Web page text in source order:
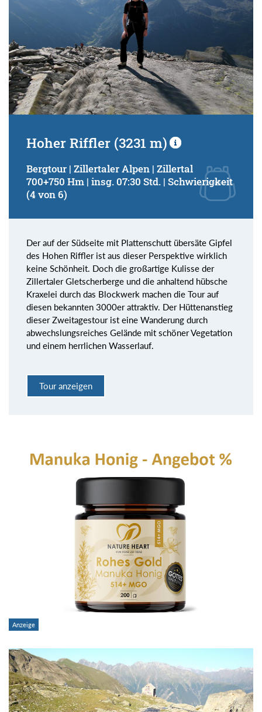
Hoher Riffler (3231 m)
Bergtour | Zillertaler Alpen | Zillertal
700+750 Hm | insg. 07:30 Std. | Schwierigkeit
(4 von 6)
Der auf der Südseite mit Plattenschutt übersäte Gipfel
des Hohen Riffler ist aus dieser Perspektive wirklich
keine Schönheit. Doch die großartige Kulisse der
Zillertaler Gletscherberge und die anhaltend hübsche
Kraxelei durch das Blockwerk machen die Tour auf
diesen bekannten 3000er attraktiv. Der Hüttenanstieg
dieser Zweitagestour ist eine Wanderung durch
abwechslungsreiches Gelände mit schöner Vegetation
und einem herrlichen Wasserlauf.
Tour anzeigen